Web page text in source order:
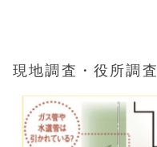
現地調査・役所調査